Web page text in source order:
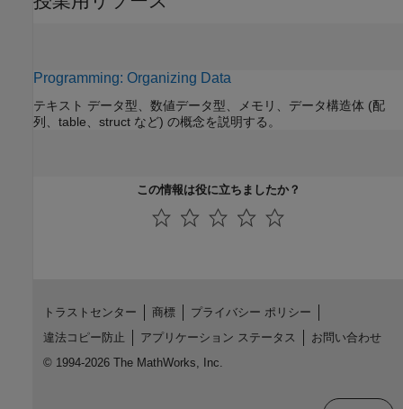
Programming: Organizing Data
テキスト データ型、数値データ型、メモリ、データ構造体 (配
列、table、struct など) の概念を説明する。
この情報は役に立ちましたか？
トラストセンター 商標
プライバシー ポリシー
違法コピー防止
アプリケーション ステータス
お問い合わせ
© 1994-2026 The MathWorks, Inc.